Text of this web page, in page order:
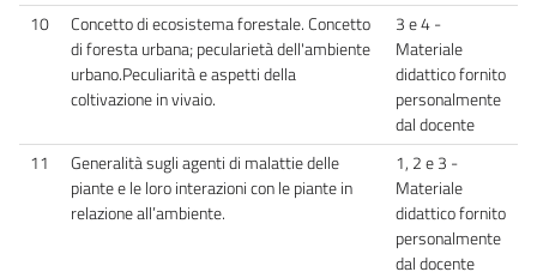
10
Concetto di ecosistema forestale. Concetto
di foresta urbana; pecularietà dell'ambiente
urbano.Peculiarità e aspetti della
coltivazione in vivaio.
3 e 4 -
Materiale
didattico fornito
personalmente
dal docente
11
Generalità sugli agenti di malattie delle
piante e le loro interazioni con le piante in
relazione all’ambiente.
1, 2 e 3 -
Materiale
didattico fornito
personalmente
dal docente